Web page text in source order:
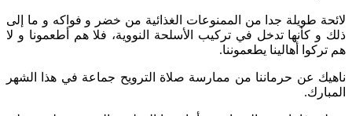
طويلة جدا من الممنوعات الغذائية من خضر و فواكه و ما إلى
كأنها تدخل في تركيب الأسلحة النووية، فلا هم أطعمونا و لا
أهالينا يطعموننا.
عن حرماننا من ممارسة صلاة الترويح جماعة في هذا الشهر